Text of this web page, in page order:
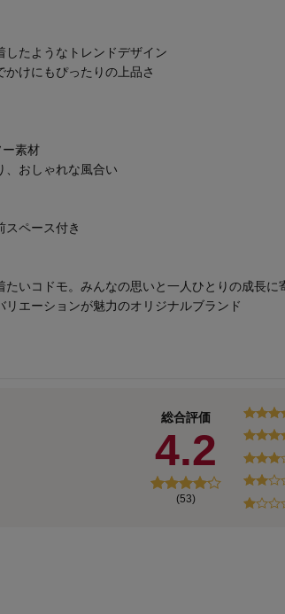
したようなトレンドデザイン
かけにもぴったりの上品さ
ー素材
、おしゃれな風合い
スペース付き
いコドモ。みんなの思いと一人ひとりの成長に
エーションが魅力のオリジナルブランド
総合評価
4.2
(53)